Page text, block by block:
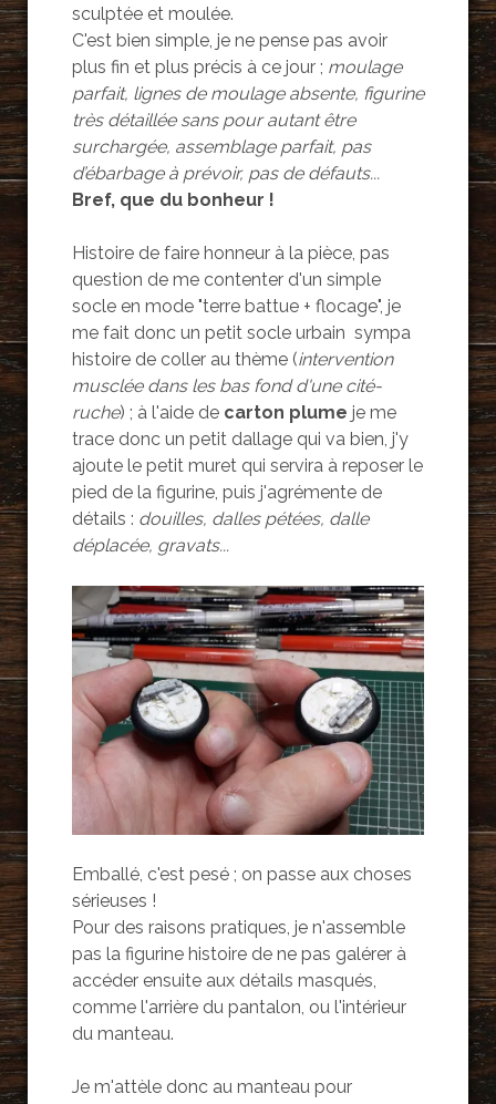
sculptée et moulée.
C'est bien simple, je ne pense pas avoir
plus fin et plus précis à ce jour ; moulage
parfait, lignes de moulage absente, figurine
très détaillée sans pour autant être
surchargée, assemblage parfait, pas
d’ébarbage à prévoir, pas de défauts...
Bref, que du bonheur !
Histoire de faire honneur à la pièce, pas
question de me contenter d'un simple
socle en mode "terre battue + flocage", je
me fait donc un petit socle urbain sympa
histoire de coller au thème (intervention
musclée dans les bas fond d'une cité-
ruche) ; à l'aide de carton plume je me
trace donc un petit dallage qui va bien, j'y
ajoute le petit muret qui servira à reposer le
pied de la figurine, puis j'agrémente de
détails : douilles, dalles pétées, dalle
déplacée, gravats...
Emballé, c'est pesé ; on passe aux choses
sérieuses !
Pour des raisons pratiques, je n'assemble
pas la figurine histoire de ne pas galérer à
accéder ensuite aux détails masqués,
comme l'arrière du pantalon, ou l'intérieur
du manteau.
Je m'attèle donc au manteau pour